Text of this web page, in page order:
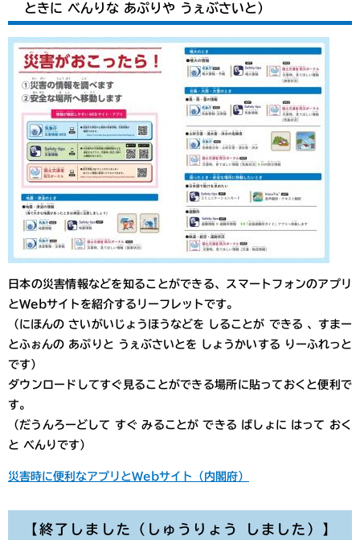
ときに べんりな あぷりや うぇぶさいと）
日本の災害情報などを知ることができる、スマートフォンのアプリ
とWebサイトを紹介するリーフレットです。
（にほんの さいがいじょうほうなどを しることが できる 、すまー
とふぉんの あぷりと うぇぶさいとを しょうかいする りーふれっと
です）
ダウンロードしてすぐ見ることができる場所に貼っておくと便利で
す。
（だうんろーどして すぐ みることが できる ばしょに はって おく
と べんりです）
災害時に便利なアプリとWebサイト（内閣府）
【終了しました（しゅうりょう しました）】